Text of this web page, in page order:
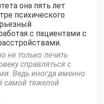
она пять лет
психического
с пациентами с
не только лечить
справляться с
Ведь иногда именно
самой тяжелой